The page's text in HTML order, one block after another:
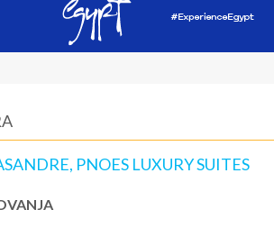
PNOES LUXURY SUITES